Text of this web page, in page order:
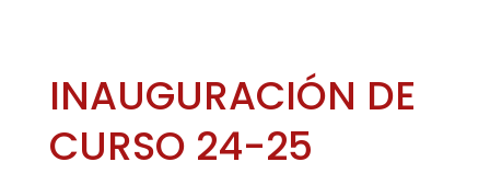
INAUGURACIÓN DE
CURSO 24-25